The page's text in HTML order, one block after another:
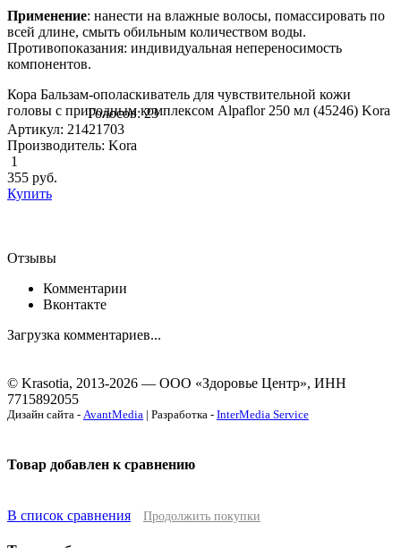
Применение: нанести на влажные волосы, помассировать по
всей длине, смыть обильным количеством воды.
Противопоказания: индивидуальная непереносимость
компонентов.
Кора Бальзам-ополаскиватель для чувствительной кожи
головы с природным комплексом Alpaflor 250 мл (45246) Kora
Голосов: 23
Артикул: 21421703
Производитель: Kora
1
355 руб.
Купить
Отзывы
Комментарии
Вконтакте
Загрузка комментариев...
© Krasotia, 2013-2026 — ООО «Здоровье Центр», ИНН
7715892055
Дизайн сайта - AvantMedia | Разработка - InterMedia Service
Товар добавлен к сравнению
В список сравнения Продолжить покупки